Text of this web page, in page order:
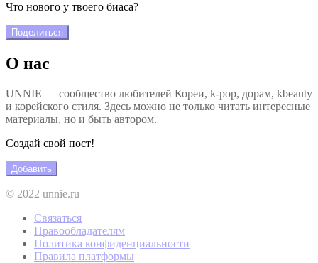
Что нового у твоего биаса?
Поделиться
О нас
UNNIE — сообщество любителей Кореи, k-pop, дорам, kbeauty
и корейского стиля. Здесь можно не только читать интересные
материалы, но и быть автором.
Создай свой пост!
Добавить
© 2022 unnie.ru
Связаться
Правообладателям
Политика конфиденциальности
Правила платформы